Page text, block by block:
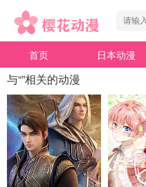
首页 日本动漫
与“”相关的动漫